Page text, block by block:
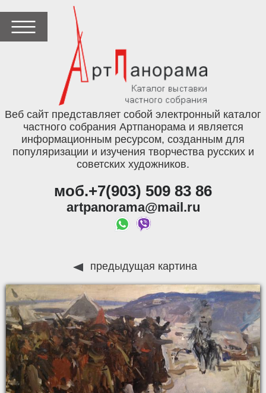
Веб сайт представляет собой электронный каталог
частного собрания Артпанорама и является
информационным ресурсом, созданным для
популяризации и изучения творчества русских и
советских художников.
моб.+7(903) 509 83 86
artpanorama@mail.ru
предыдущая картина